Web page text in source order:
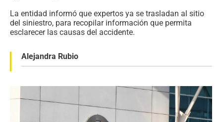
La entidad informó que expertos ya se trasladan al sitio
del siniestro, para recopilar información que permita
esclarecer las causas del accidente.
Alejandra Rubio